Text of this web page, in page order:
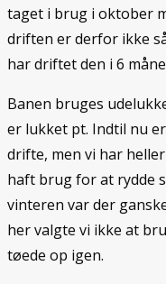
taget i brug i oktober
driften er derfor ikke
har driftet den i 6
Banen bruges
er lukket pt. Indtil nu
drifte, men vi har
haft brug for at rydde
vinteren var der
her valgte vi ikke at
tøede op igen.